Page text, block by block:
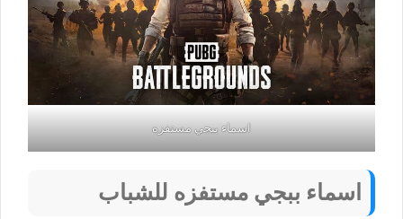
اسماء ببجي مستفزه
اسماء ببجي مستفزه للشباب